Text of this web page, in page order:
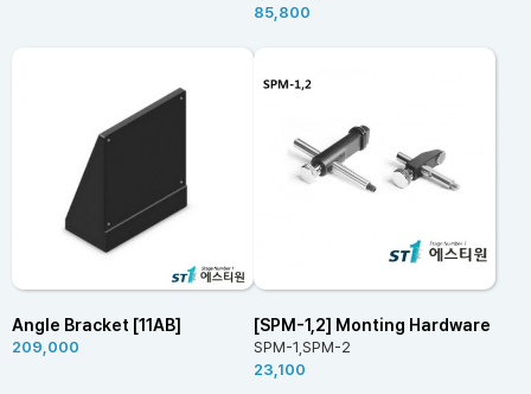
85,800
Angle Bracket [11AB]
209,000
[SPM-1,2] Monting Hardware
SPM-1,SPM-2
23,100